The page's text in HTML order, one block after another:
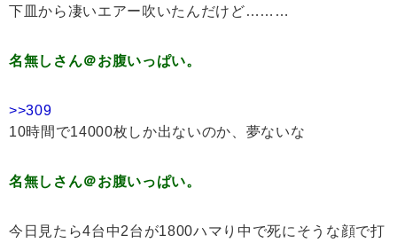
下皿から凄いエアー吹いたんだけど………
名無しさん＠お腹いっぱい。
>>309
10時間で14000枚しか出ないのか、夢ないな
名無しさん＠お腹いっぱい。
今日見たら4台中2台が1800ハマり中で死にそうな顔で打